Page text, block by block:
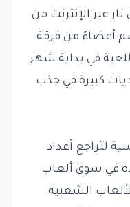
عبر الإنترنت من
أعضاءً من فرقة
في بداية شهر
تحديات كبيرة في جذب
لتراجع أعداد
في سوق ألعاب
الشعبية